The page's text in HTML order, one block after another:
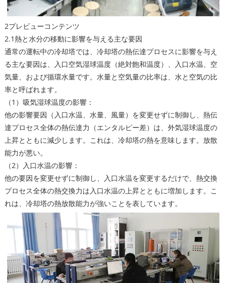
2プレビューコンテンツ
2.1熱と水分の移動に影響を与える主な要因
通常の運転中の冷却塔では、冷却塔の熱伝達プロセスに影響を与え
る主な要因は、入口空気湿球温度（絶対飽和温度）、入口水温、空
気量、および循環水量です。水量と空気量の比率は、水と空気の比
率と呼ばれます。
（1）吸気湿球温度の影響：
他の影響要因（入口水温、水量、風量）を変更せずに制御し、熱伝
達プロセス全体の熱伝達力（エンタルピー差）は、外気湿球温度の
上昇とともに減少します。これは、冷却塔の熱を意味します。放散
能力が悪い。
（2）入口水温の影響：
他の要因を変更せずに制御し、入口水温を変更するだけで、熱交換
プロセス全体の熱交換力は入口水温の上昇とともに増加します。こ
れは、冷却塔の熱放散能力が強いことを表しています。